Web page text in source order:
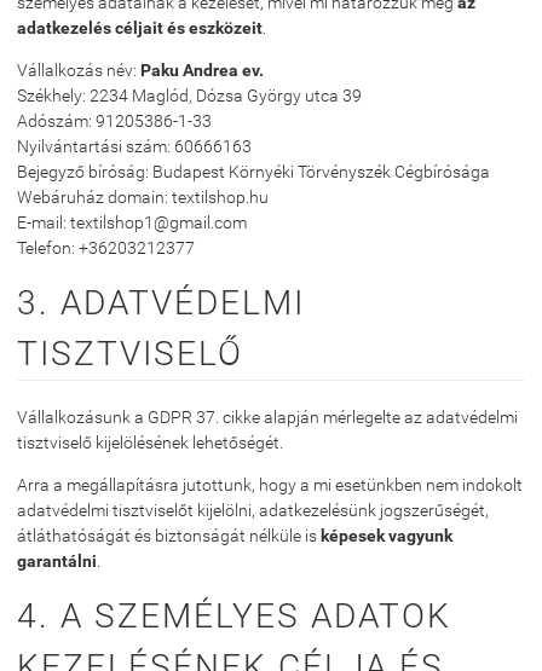
adatkezelés céljait és eszközeit
Vállalkozás név: Paku Andrea ev.
Székhely: 2234 Maglód, Dózsa György utca 39
Adószám: 91205386-1-33
Nyilvántartási szám: 60666163
Bejegyző bíróság: Budapest Környéki Törvényszék Cégbírósága
Webáruház domain: textilshop.hu
E-mail: textilshop1@gmail.com
Telefon: +36203212377
3. ADATVÉDELMI
TISZTVISELŐ
Vállalkozásunk a GDPR 37. cikke alapján mérlegelte az adatvédelmi
tisztviselő kijelölésének lehetőségét.
Arra a megállapításra jutottunk, hogy a mi esetünkben nem indokolt
adatvédelmi tisztviselőt kijelölni, adatkezelésünk jogszerűségét,
átláthatóságát és biztonságát nélküle is képesek vagyunk
garantálni
4. A SZEMÉLYES ADATOK